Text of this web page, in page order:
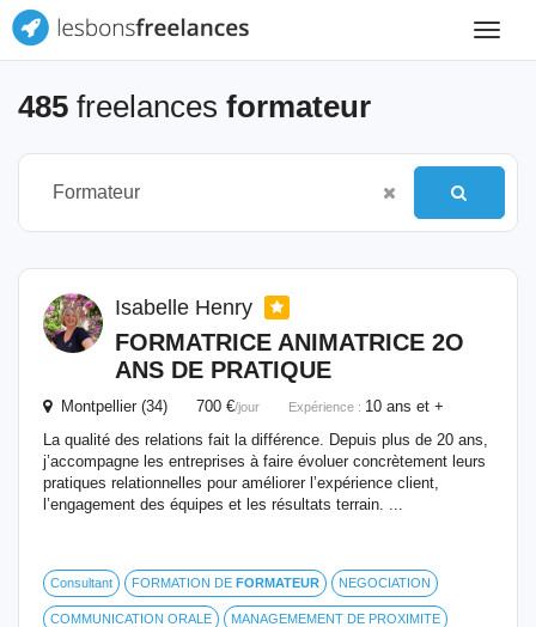
Toggle
485 freelances formateur
Isabelle Henry
FORMATRICE ANIMATRICE 2O
ANS DE PRATIQUE
Montpellier (34) 700 €/jour Expérience : 10 ans et +
La qualité des relations fait la différence. Depuis plus de 20 ans,
j’accompagne les entreprises à faire évoluer concrètement leurs
pratiques relationnelles pour améliorer l’expérience client,
l’engagement des équipes et les résultats terrain. ...
Consultant FORMATION DE FORMATEUR NEGOCIATION
COMMUNICATION ORALE MANAGEMEMENT DE PROXIMITE